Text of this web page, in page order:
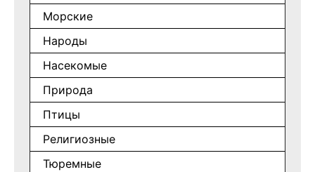
Морские
Народы
Насекомые
Природа
Птицы
Религиозные
Тюремные